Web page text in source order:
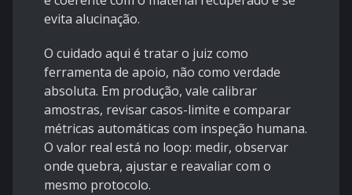
evita alucinação.
O cuidado aqui é tratar o juiz como
ferramenta de apoio, não como verdade
absoluta. Em produção, vale calibrar
amostras, revisar casos-limite e comparar
métricas automáticas com inspeção humana.
O valor real está no loop: medir, observar
onde quebra, ajustar e reavaliar com o
mesmo protocolo.